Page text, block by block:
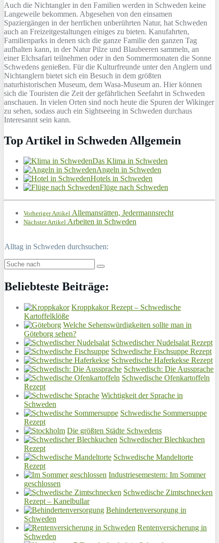
Auch die Nichtangler in den Familien werden in Schweden keine
Langeweile bekommen. Abgesehen von den einsamen
Spaziergängen in der herrlichen unberührten Natur, hat Schweden
auch an Freizeitgestaltungen einiges zu bieten. Kanufahrten,
Familienparks in denen sich die ganze Familie den ganzen Tag
aufhalten kann, in der Natur Pilze und Blaubeeren sammeln, an
einer Elchsafari teilnehmen oder in den Sommermonaten die Sonne
Schwedens genießen. Für die Kulturfreunde unter den Anglern und
Nichtanglern bietet sich ein Besuch in dem größten
naturhistorischen Museum, dem Wasa-Museum an. Hier können
sich die Touristen die Zeit der gefährlichen Seefahrt in Schweden
anschauen. In vielen Orten sind noch heute die Spuren der Wikinger
zu sehen, sodass auch ein Sightseeing in Schweden durchaus
Interesannt sein kann.
Top Artikel in Schweden Allgemein
Das Klima in Schweden
Angeln in Schweden
Hotels in Schweden
Flüge nach Schweden
Vorheriger Artikel Allemansrätten, Jedermannsrecht
Nächster Artikel Arbeiten in Schweden
Alltag in Schweden durchsuchen:
Beliebteste Beiträge:
Kroppkakor Rezept – Schwedische
Kartoffelklöße
Welche Sehenswürdigkeiten sollte man in
Göteborg sehen?
Schwedischer Nudelsalat Rezept
Schwedische Fischsuppe Rezept
Schwedische Haferkekse Rezept
Schwedisch: Die Aussprache
Schwedische Ofenkartoffeln
Rezept
Wichtigkeit der Sprache in
Schweden
Schwedische Sommersuppe
Rezept
Die größten Städte Schwedens
Schwedischer Blechkuchen
Rezept
Schwedische Mandeltorte
Rezept
Industriesemestern: Im Sommer
geschlossen
Schwedische Zimtschnecken
Rezept – Kanelbullar
Behindertenversorgung in
Schweden
Rentenversicherung in
Schweden